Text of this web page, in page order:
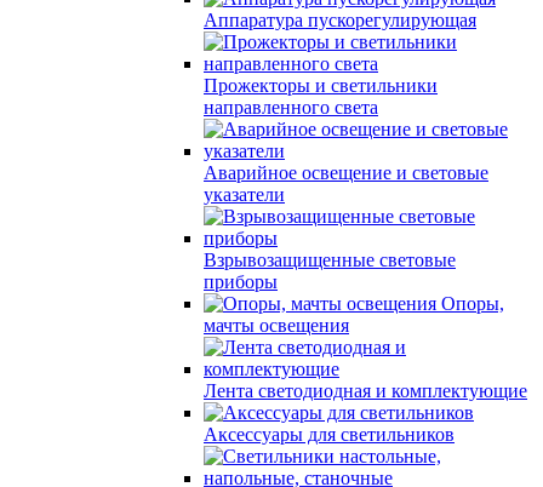
Аппаратура пускорегулирующая
Прожекторы и светильники
направленного света
Аварийное освещение и световые
указатели
Взрывозащищенные световые
приборы
Опоры,
мачты освещения
Лента светодиодная и комплектующие
Аксессуары для светильников